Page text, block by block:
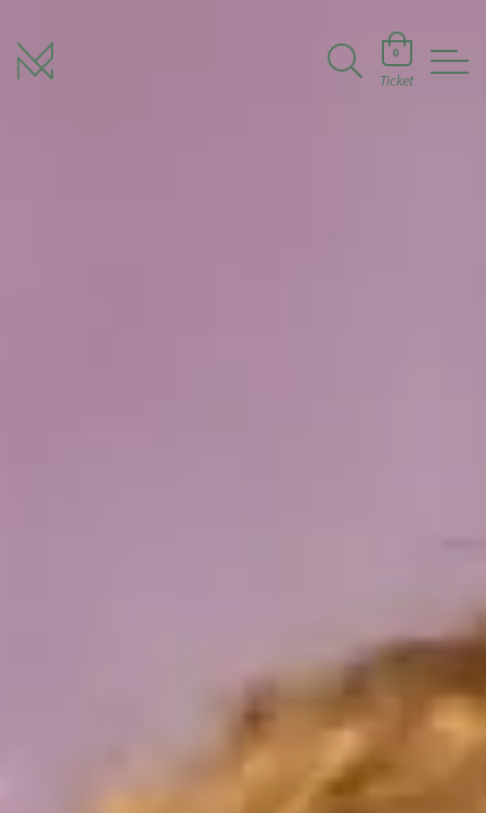
0
Ticket